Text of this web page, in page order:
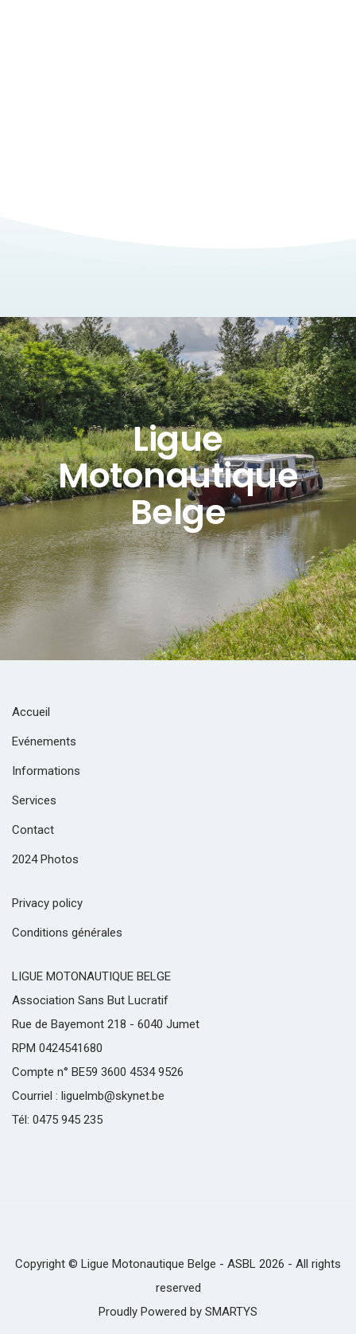
Ligue
Motonautique
Belge
Accueil
Evénements
Informations
Services
Contact
2024 Photos
Privacy policy
Conditions générales
LIGUE MOTONAUTIQUE BELGE
Association Sans But Lucratif
Rue de Bayemont 218 - 6040 Jumet
RPM 0424541680
Compte n° BE59 3600 4534 9526
Courriel : liguelmb@skynet.be
Tél: 0475 945 235
Copyright © Ligue Motonautique Belge - ASBL 2026 - All rights
reserved
Proudly Powered by SMARTYS